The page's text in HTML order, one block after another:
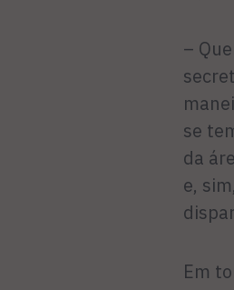
–
se
da
e,
Em